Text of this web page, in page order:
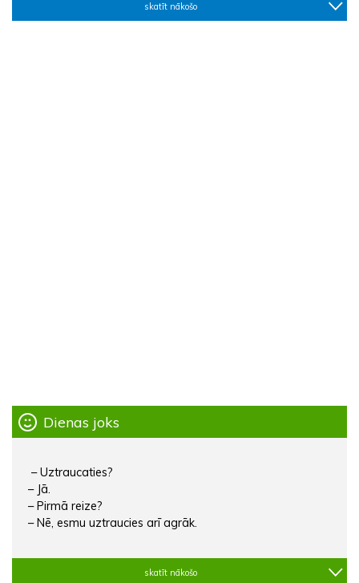
skatīt nākošo
Dienas joks
– Uztraucaties?
– Jā.
– Pirmā reize?
– Nē, esmu uztraucies arī agrāk.
skatīt nākošo